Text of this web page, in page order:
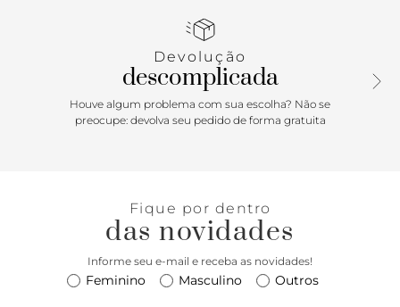
interno, alça tiracolo com ajuste e fechamento por ímã na
Largura da alça tiracolo: 1,5cmDevolução
descomplicada
Houve algum problema com sua escolha? Não se
preocupe: devolva seu pedido de forma gratuita
Fique por dentro
das novidades
Informe seu e-mail e receba as novidades!
Feminino Masculino Outros